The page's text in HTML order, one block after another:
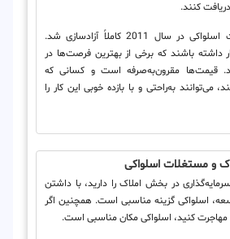
کنند.
بازار املاک و مستغلات اسلواکی در سال 2011 کاملاً آزادسازی شد.
داشته باشند که برخی از بهترین فرصت‌ها در
قیمت‌ها مقرون‌به‌صرفه است و کسانی که
می‌توانند به‌راحتی و با بازده خوبی این کار را
و مستغلات اسلواکی
در بخش املاک را دارید، با داشتن
اسلواکی گزینه مناسبی است. همچنین اگر
کنید، اسلواکی مکان مناسبی است.